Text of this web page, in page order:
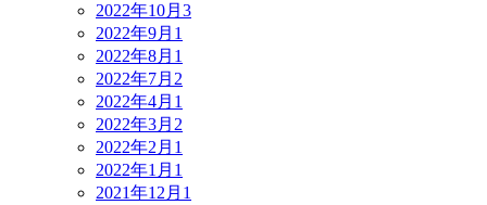
2022年10月 3
2022年9月 1
2022年8月 1
2022年7月 2
2022年4月 1
2022年3月 2
2022年2月 1
2022年1月 1
2021年12月 1